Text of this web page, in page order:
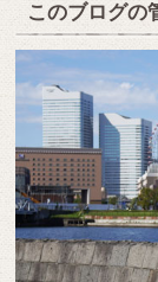
このブログの